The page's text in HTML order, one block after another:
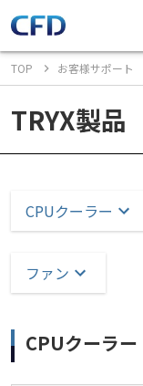
TOP お客様サポート
TRYX製品
CPUクーラー
ファン
CPUクーラー